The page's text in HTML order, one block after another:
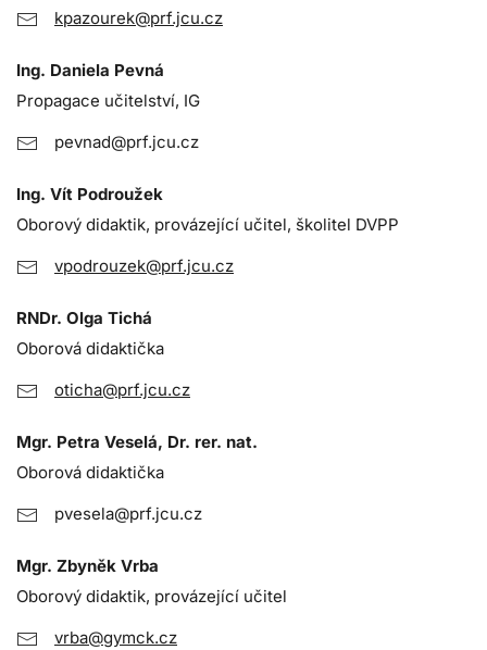
kpazourek@prf.jcu.cz
Ing. Daniela Pevná
Propagace učitelství, IG
pevnad@prf.jcu.cz
Ing. Vít Podroužek
Oborový didaktik, provázející učitel, školitel DVPP
vpodrouzek@prf.jcu.cz
RNDr. Olga Tichá
Oborová didaktička
oticha@prf.jcu.cz
Mgr. Petra Veselá, Dr. rer. nat.
Oborová didaktička
pvesela@prf.jcu.cz
Mgr. Zbyněk Vrba
Oborový didaktik, provázející učitel
vrba@gymck.cz